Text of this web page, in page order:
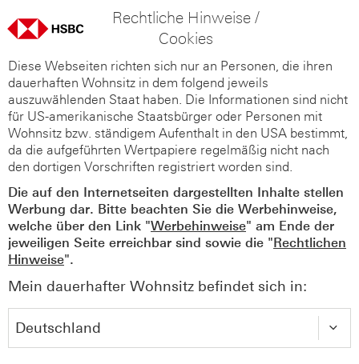
Rechtliche Hinweise /
Cookies
Diese Webseiten richten sich nur an Personen, die ihren
dauerhaften Wohnsitz in dem folgend jeweils
auszuwählenden Staat haben. Die Informationen sind nicht
für US-amerikanische Staatsbürger oder Personen mit
Wohnsitz bzw. ständigem Aufenthalt in den USA bestimmt,
da die aufgeführten Wertpapiere regelmäßig nicht nach
den dortigen Vorschriften registriert worden sind.
Die auf den Internetseiten dargestellten Inhalte stellen
Werbung dar. Bitte beachten Sie die Werbehinweise,
welche über den Link "Werbehinweise" am Ende der
jeweiligen Seite erreichbar sind sowie die "Rechtlichen
Hinweise".
Mein dauerhafter Wohnsitz befindet sich in: